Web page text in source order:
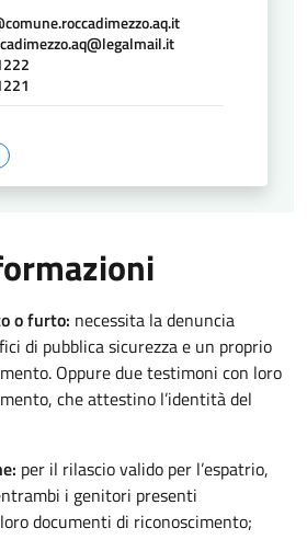
o furto: necessita la denuncia
di pubblica sicurezza e un proprio
Oppure due testimoni con loro
che attestino l’identità del
per il rilascio valido per l’espatrio,
i genitori presenti
documenti di riconoscimento;